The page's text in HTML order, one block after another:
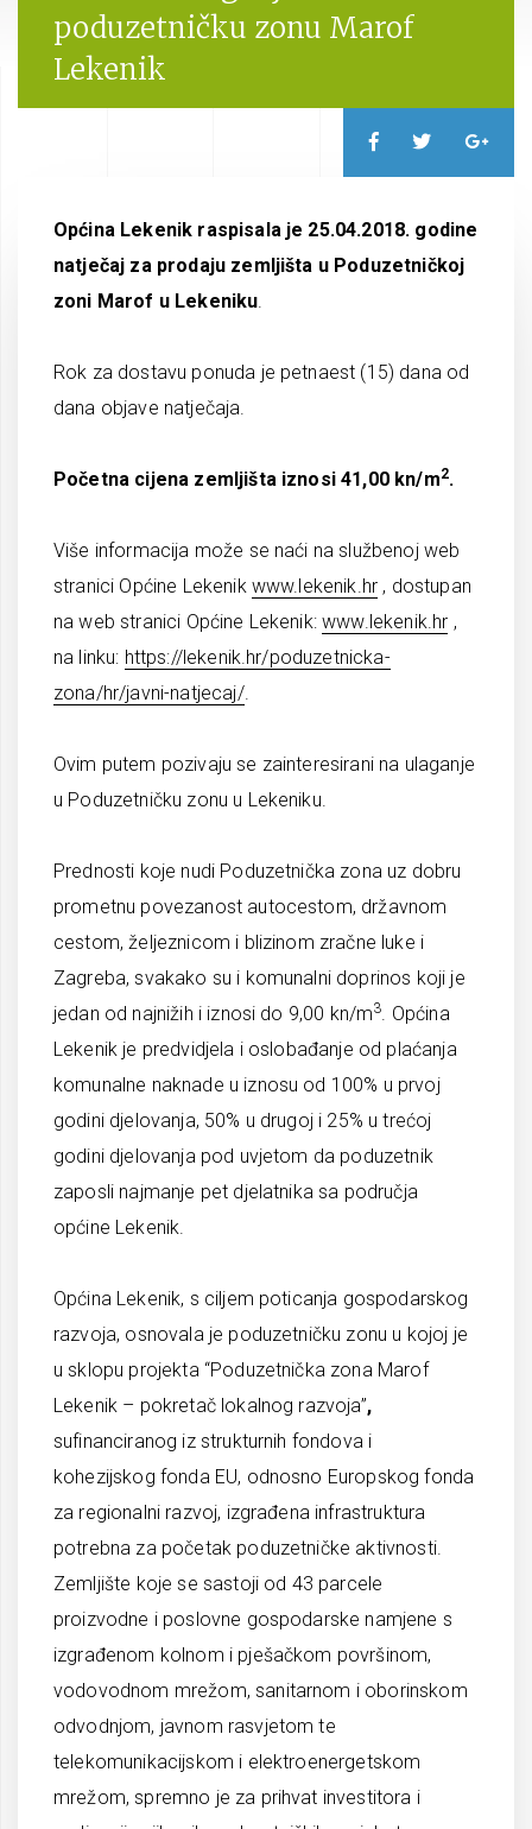
poduzetničku zonu Marof
Lekenik
Općina Lekenik raspisala je 25.04.2018. godine
natječaj za prodaju zemljišta u Poduzetničkoj
zoni Marof u Lekeniku
Rok za dostavu ponuda je petnaest (15) dana od
dana objave natječaja.
Početna cijena zemljišta iznosi 41,00 kn/m2.
Više informacija može se naći na službenoj web
stranici Općine Lekenik www.lekenik.hr , dostupan
na web stranici Općine Lekenik:www.lekenik.hr ,
na linku: https://lekenik.hr/poduzetnicka-
zona/hr/javni-natjecaj/.
Ovim putem pozivaju se zainteresirani na ulaganje
u Poduzetničku zonu u Lekeniku.
Prednosti koje nudi Poduzetnička zona uz dobru
prometnu povezanost autocestom, državnom
cestom, željeznicom i blizinom zračne luke i
Zagreba, svakako su i komunalni doprinos koji je
jedan od najnižih i iznosi do 9,00 kn/m3
. Općina
Lekenik je predvidjela i oslobađanje od plaćanja
komunalne naknade u iznosu od 100% u prvoj
godini djelovanja, 50% u drugoj i 25% u trećoj
godini djelovanja pod uvjetom da poduzetnik
zaposli najmanje pet djelatnika sa područja
općine Lekenik.
Općina Lekenik, s ciljem poticanja gospodarskog
razvoja, osnovala je poduzetničku zonu u kojoj je
u sklopu projekta “Poduzetnička zona Marof
Lekenik – pokretač lokalnog razvoja”,
sufinanciranog iz strukturnih fondova i
kohezijskog fonda EU, odnosno Europskog fonda
za regionalni razvoj, izgrađena infrastruktura
potrebna za početak poduzetničke aktivnosti.
Zemljište koje se sastoji od 43 parcele
proizvodne i poslovne gospodarske namjene s
izgrađenom kolnom i pješačkom površinom,
vodovodnom mrežom, sanitarnom i oborinskom
odvodnjom, javnom rasvjetom te
telekomunikacijskom i elektroenergetskom
mrežom, spremno je za prihvat investitora i